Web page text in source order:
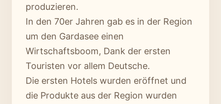
produzieren.
In den 70er Jahren gab es in der Region
um den Gardasee einen
Wirtschaftsboom, Dank der ersten
Touristen vor allem Deutsche.
Die ersten Hotels wurden eröffnet und
die Produkte aus der Region wurden